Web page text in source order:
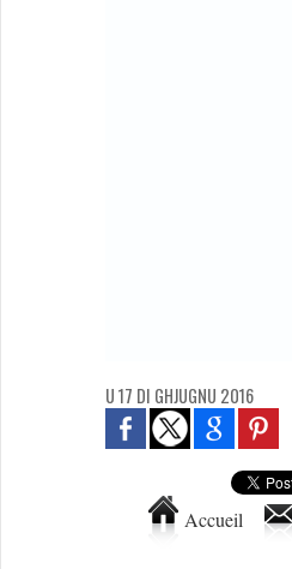
U 17 DI GHJUGNU 2016
Accueil